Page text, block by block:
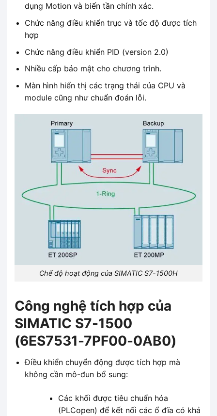
dụng Motion và biến tần chính xác.
Chức năng điều khiển trục và tốc độ được tích
hợp
Chức năng điều khiển PID (version 2.0)
Nhiều cấp bảo mật cho chương trình.
Màn hình hiển thị các trạng thái của CPU và
module cũng như chuẩn đoán lỗi.
Chế độ hoạt động của SIMATIC S7-1500H
Công nghệ tích hợp của
SIMATIC S7-1500
(6ES7531-7PF00-0AB0)
Điều khiển chuyển động được tích hợp mà
không cần mô-đun bổ sung:
Các khối được tiêu chuẩn hóa
(PLCopen) để kết nối các ổ đĩa có khả